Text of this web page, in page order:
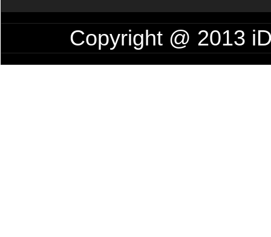
Copyright @ 2013